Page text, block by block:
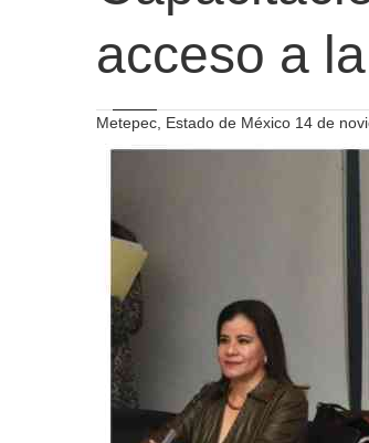
acceso a
Metepec, Estado de México 14 de